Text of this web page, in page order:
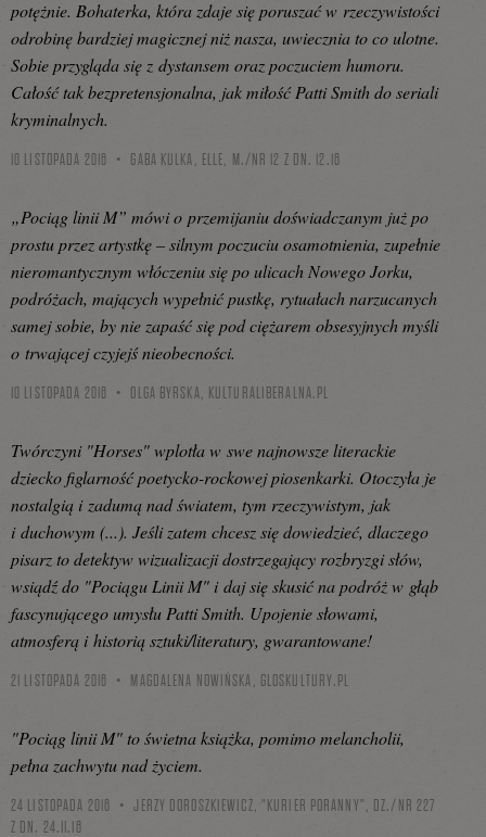
potężnie. Bohaterka, która zdaje się poruszać w rzeczywistości
odrobinę bardziej magicznej niż nasza, uwiecznia to co ulotne.
Sobie przygląda się z dystansem oraz poczuciem humoru.
Całość tak bezpretensjonalna, jak miłość Patti Smith do seriali
kryminalnych.
10 LISTOPADA 2016 GABA KULKA, ELLE, M./NR 12 Z DN. 12.16
„Pociąg linii M” mówi o przemijaniu doświadczanym już po
prostu przez artystkę – silnym poczuciu osamotnienia, zupełnie
nieromantycznym włóczeniu się po ulicach Nowego Jorku,
podróżach, mających wypełnić pustkę, rytuałach narzucanych
samej sobie, by nie zapaść się pod ciężarem obsesyjnych myśli
o trwającej czyjejś nieobecności.
10 LISTOPADA 2016 OLGA BYRSKA, KULTURALIBERALNA.PL
Twórczyni "Horses" wplotła w swe najnowsze literackie
dziecko figlarność poetycko-rockowej piosenkarki. Otoczyła je
nostalgią i zadumą nad światem, tym rzeczywistym, jak
i duchowym (...). Jeśli zatem chcesz się dowiedzieć, dlaczego
pisarz to detektyw wizualizacji dostrzegający rozbryzgi słów,
wsiądź do "Pociągu Linii M" i daj się skusić na podróż w głąb
fascynującego umysłu Patti Smith. Upojenie słowami,
atmosferą i historią sztuki/literatury, gwarantowane!
21 LISTOPADA 2016 MAGDALENA NOWIŃSKA, GLOSKULTURY.PL
"Pociąg linii M" to świetna książka, pomimo melancholii,
pełna zachwytu nad życiem.
24 LISTOPADA 2016
JERZY DOROSZKIEWICZ, "KURIER PORANNY", DZ./NR 227
Z DN. 24.11.16